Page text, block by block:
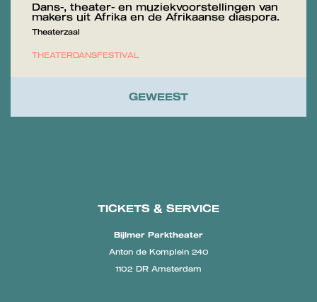
Dans-, theater- en muziekvoorstellingen van
makers uit Afrika en de Afrikaanse diaspora.
Theaterzaal
THEATERDANSFESTIVAL
GEWEEST
TICKETS & SERVICE
Bijlmer Parktheater
Anton de Komplein 240
1102 DR Amsterdam